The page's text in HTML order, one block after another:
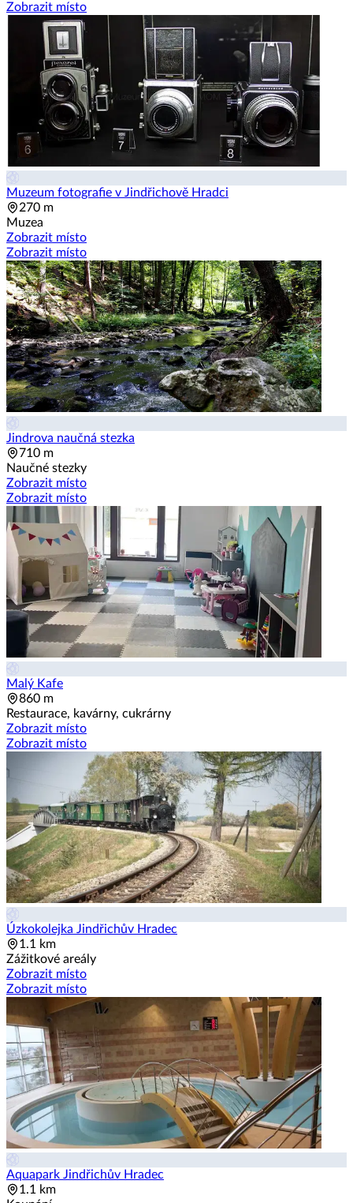
Zobrazit místo
Muzeum fotografie v Jindřichově Hradci
270 m
Muzea
Zobrazit místo
Zobrazit místo
Jindrova naučná stezka
710 m
Naučné stezky
Zobrazit místo
Zobrazit místo
Malý Kafe
860 m
Restaurace, kavárny, cukrárny
Zobrazit místo
Zobrazit místo
Úzkokolejka Jindřichův Hradec
1.1 km
Zážitkové areály
Zobrazit místo
Zobrazit místo
Aquapark Jindřichův Hradec
1.1 km